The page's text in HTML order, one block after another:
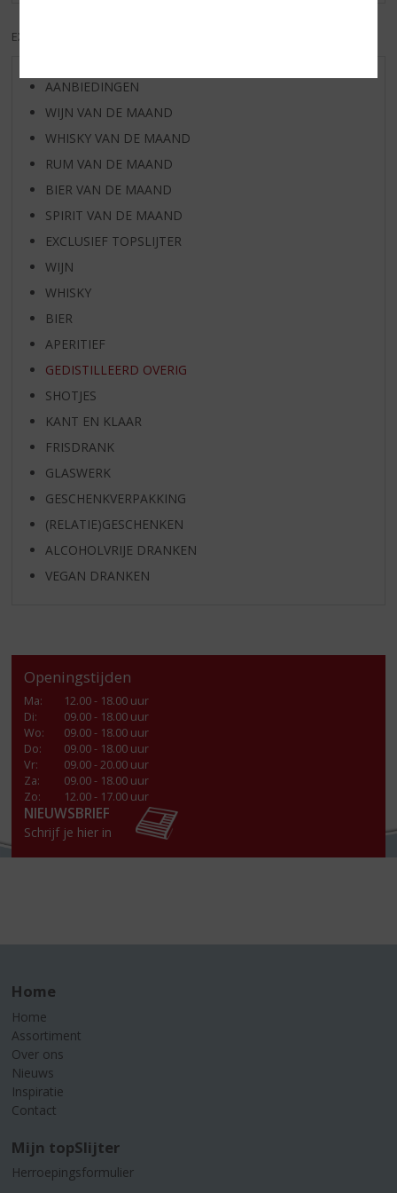
EXCL. BTW
AANBIEDINGEN
WIJN VAN DE MAAND
WHISKY VAN DE MAAND
RUM VAN DE MAAND
BIER VAN DE MAAND
SPIRIT VAN DE MAAND
EXCLUSIEF TOPSLIJTER
WIJN
WHISKY
BIER
APERITIEF
GEDISTILLEERD OVERIG
SHOTJES
KANT EN KLAAR
FRISDRANK
GLASWERK
GESCHENKVERPAKKING
(RELATIE)GESCHENKEN
ALCOHOLVRIJE DRANKEN
VEGAN DRANKEN
Openingstijden
Ma:
12.00 - 18.00 uur
Di:
09.00 - 18.00 uur
Wo:
09.00 - 18.00 uur
Do:
09.00 - 18.00 uur
Vr:
09.00 - 20.00 uur
Za:
09.00 - 18.00 uur
Zo:
12.00 - 17.00 uur
NIEUWSBRIEF
Schrijf je hier in
Home
Home
Assortiment
Over ons
Nieuws
Inspiratie
Contact
Mijn topSlijter
Herroepingsformulier